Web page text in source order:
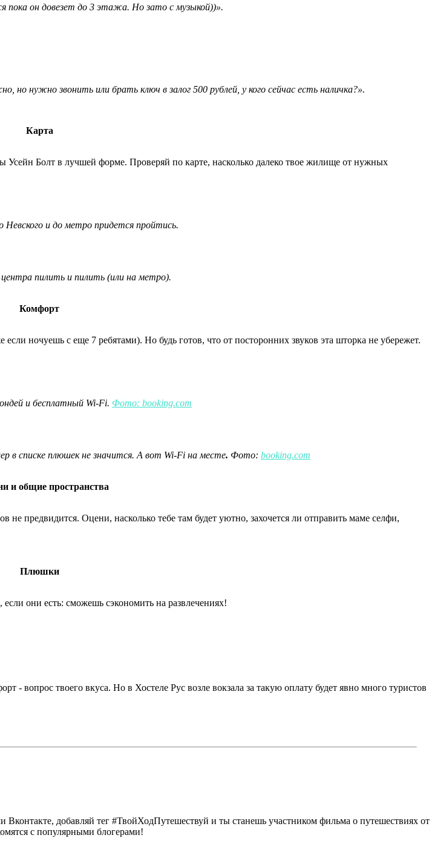
он довезет до 3 этажа. Но зато с музыкой))».
нужно звонить или брать ключ в залог 500 рублей, у кого сейчас есть наличка?».
Карта
Болт в лучшей форме. Проверяй по карте, насколько далеко твое жилище от нужных
и до метро придется пройтись.
пилить и пилить (или на метро).
Комфорт
ночуешь с еще 7 ребятами). Но будь готов, что от посторонних звуков эта шторка не убережет.
и бесплатный Wi-Fi. Фото: booking.com
в списке плюшек не значится. А вот Wi-Fi на месте. Фото: booking.com
и общие пространства
предвидится. Оцени, насколько тебе там будет уютно, захочется ли отправить маме селфи,
Плюшки
они есть: сможешь сэкономить на развлечениях!
вопрос твоего вкуса. Но в Хостеле Рус возле вокзала за такую оплату будет явно много туристов
добавляй тег #ТвойХодПутешествуй и ты станешь участником фильма о путешествиях от
с популярными блогерами!